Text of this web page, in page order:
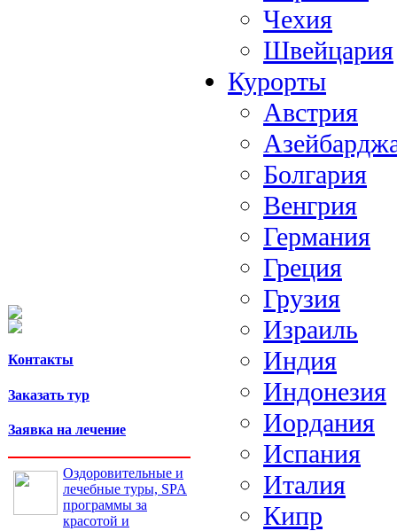
Контакты
Заказать тур
Заявка на лечение
Оздоровительные и
лечебные туры, SPA
программы за
красотой и
Чехия
Швейцария
Курорты
Австрия
Болгария
Венгрия
Германия
Греция
Грузия
Израиль
Индия
Индонезия
Иордания
Испания
Италия
Кипр